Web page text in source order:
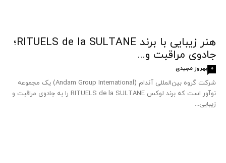
هنر زیبایی با برند RITUELS de la SULTANE؛
جادوی مراقبت و...
بهروز مجیدی 0
شرکت گروه بین‌المللی آندام (Andam Group International) یک مجموعه
نوآور است که برند لوکس RITUELS de la SULTANE را به جادوی مراقبت و
زیبایی...